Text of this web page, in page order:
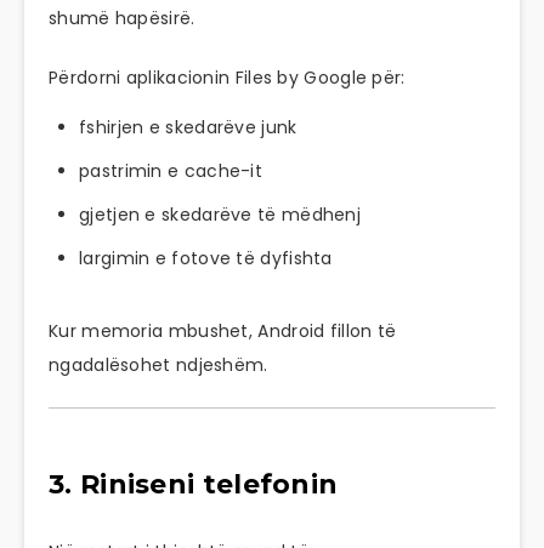
shumë hapësirë.
Përdorni aplikacionin Files by Google për:
fshirjen e skedarëve junk
pastrimin e cache-it
gjetjen e skedarëve të mëdhenj
largimin e fotove të dyfishta
Kur memoria mbushet, Android fillon të
ngadalësohet ndjeshëm.
3. Riniseni telefonin